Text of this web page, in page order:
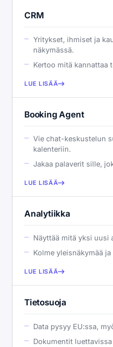
CRM
Yritykset, ihmiset ja
näkymässä.
Kertoo mitä kannattaa
LUE LISÄÄ
Booking Agent
Vie chat-keskustelun
kalenteriin.
Jakaa palaverit sille,
LUE LISÄÄ
Analytiikka
Näyttää mitä yksi uusi
Kolme yleisnäkymää
LUE LISÄÄ
Tietosuoja
Data pysyy EU:ssa,
Dokumentit